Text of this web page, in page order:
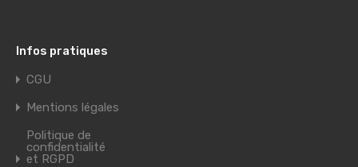
Infos pratiques
CGU
Mentions légales
Politique de
confidentialité
et RGPD